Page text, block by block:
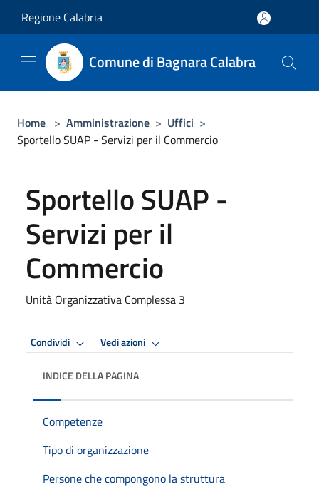
Regione Calabria
Comune di Bagnara Calabra
Home > Amministrazione > Uffici >
Sportello SUAP - Servizi per il Commercio
Sportello SUAP -
Servizi per il
Commercio
Unità Organizzativa Complessa 3
Condividi Vedi azioni
INDICE DELLA PAGINA
Competenze
Tipo di organizzazione
Persone che compongono la struttura